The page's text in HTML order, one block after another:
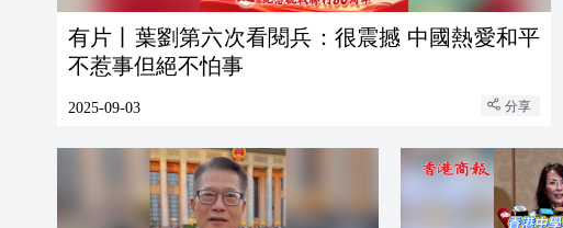
有片丨葉劉第六次看閱兵：很震撼 中國熱愛和平
不惹事但絕不怕事
2025-09-03 分享